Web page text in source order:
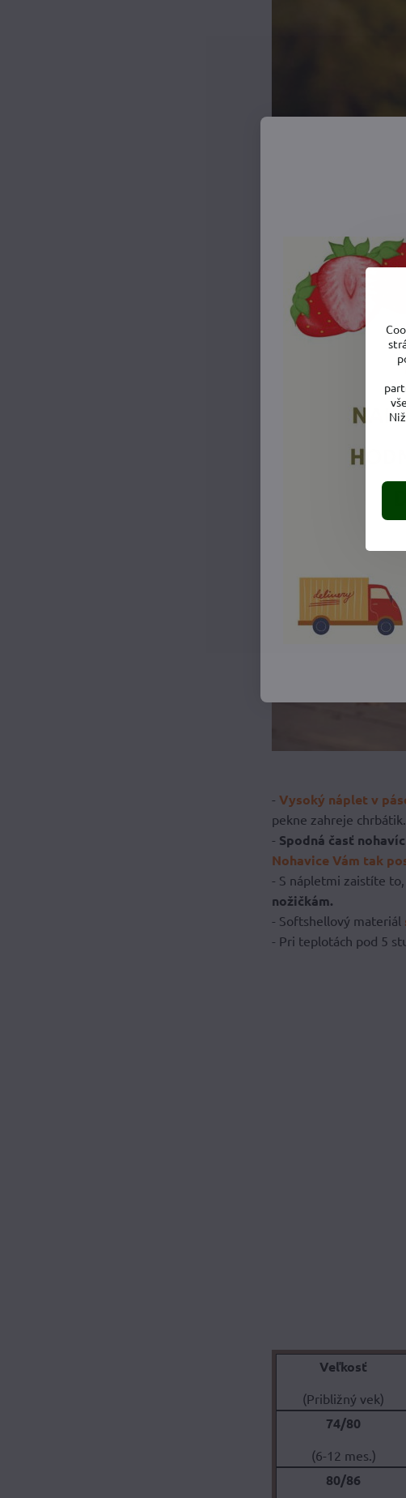
- Vysoký náplet v
pekne zahreje
- Spodná časť
Nohavice Vám tak
- S nápletmi zaistíte
nožičkám.
- Softshellový materiál
- Pri teplotách pod 5
Veľkosť
(Približný vek)
74/80
(6-12 mes.)
80/86